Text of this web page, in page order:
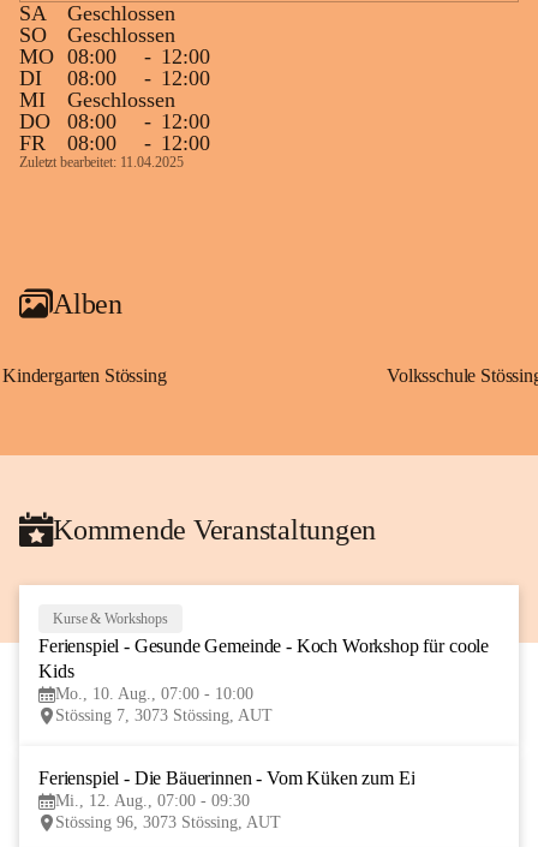
SA
Geschlossen
SO
Geschlossen
MO 08:00 - 12:00
DI
08:00 - 12:00
MI
Geschlossen
DO
08:00 - 12:00
FR
08:00 - 12:00
Zuletzt bearbeitet: 11.04.2025
Alben
Kindergarten Stössing Volksschule
Kommende Veranstaltungen
AUG
Kurse & Workshops
Ferienspiel - Gesunde Gemeinde - Koch Workshop für coole
Kids
Mo., 10. Aug., 07:00 - 10:00
Stössing 7, 3073 Stössing, AUT
Ferienspiel - Die Bäuerinnen - Vom Küken zum Ei
Mi., 12. Aug., 07:00 - 09:30
Stössing 96, 3073 Stössing, AUT